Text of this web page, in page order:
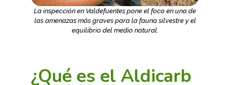
La inspección en Valdefuentes pone el foco en una de
las amenazas más graves para la fauna silvestre y el
equilibrio del medio natural.
¿Qué es el Aldicarb